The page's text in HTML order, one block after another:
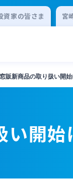
資家の皆さま 宮
販新商品の取り扱い開
開始